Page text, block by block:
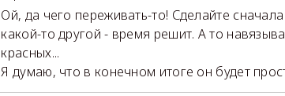
Ой, да чего переживать-то! Сделайте
какой-то другой - время решит. А то
красных...
Я думаю, что в конечном итоге он будет